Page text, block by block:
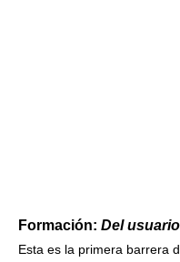
Formación: Del usuario
Esta es la primera barrera